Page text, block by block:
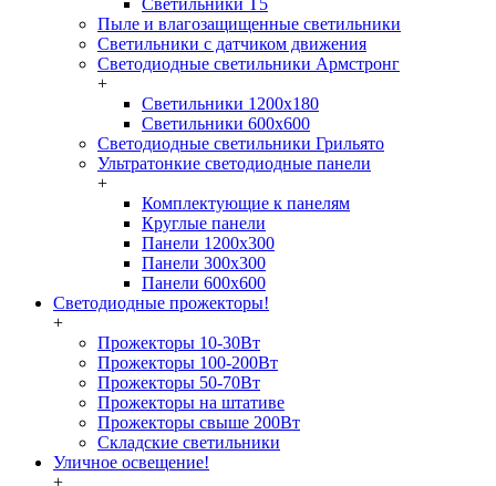
Пыле и влагозащищенные светильники
Светильники с датчиком движения
Светодиодные светильники Армстронг
+
Светильники 1200х180
Светильники 600х600
Светодиодные светильники Грильято
Ультратонкие светодиодные панели
+
Комплектующие к панелям
Круглые панели
Панели 1200х300
Панели 300х300
Панели 600х600
Светодиодные прожекторы!
+
Прожекторы 10-30Вт
Прожекторы 100-200Вт
Прожекторы 50-70Вт
Прожекторы на штативе
Прожекторы свыше 200Вт
Складские светильники
Уличное освещение!
+